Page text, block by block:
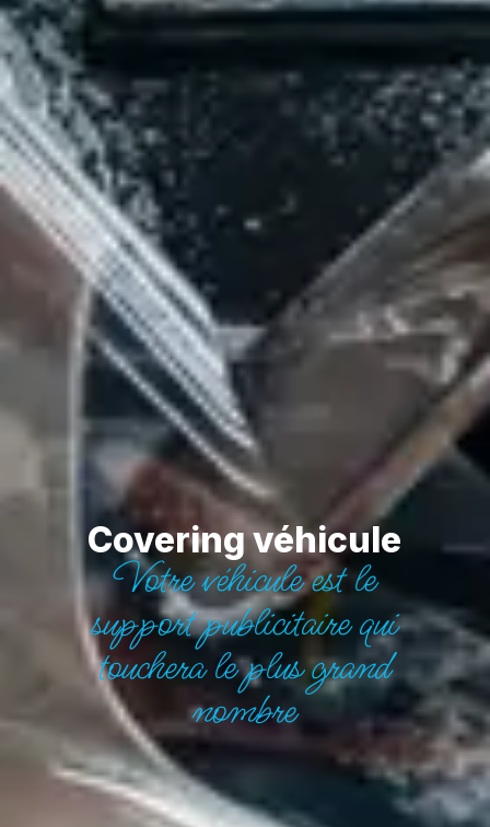
Covering véhicule
Votre véhicule est le
support publicitaire qui
touchera le plus grand
nombre